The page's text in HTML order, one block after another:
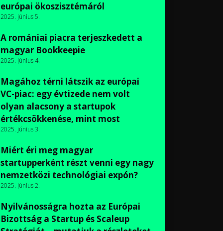
európai ökoszisztémáról
2025. június 5.
A romániai piacra terjeszkedett a
magyar Bookkeepie
2025. június 4.
Magához térni látszik az európai
VC-piac: egy évtizede nem volt
olyan alacsony a startupok
értékcsökkenése, mint most
2025. június 3.
Miért éri meg magyar
startupperként részt venni egy nagy
nemzetközi technológiai expón?
2025. június 2.
Nyilvánosságra hozta az Európai
Bizottság a Startup és Scaleup